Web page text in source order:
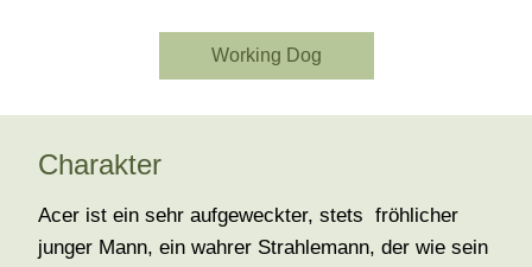
Working Dog
Charakter
Acer ist ein sehr aufgeweckter, stets fröhlicher
junger Mann, ein wahrer Strahlemann, der wie sein